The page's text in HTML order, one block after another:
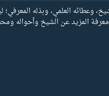
العلمي، وبذله المعرفي؛
المزيد عن الشيخ وأحواله